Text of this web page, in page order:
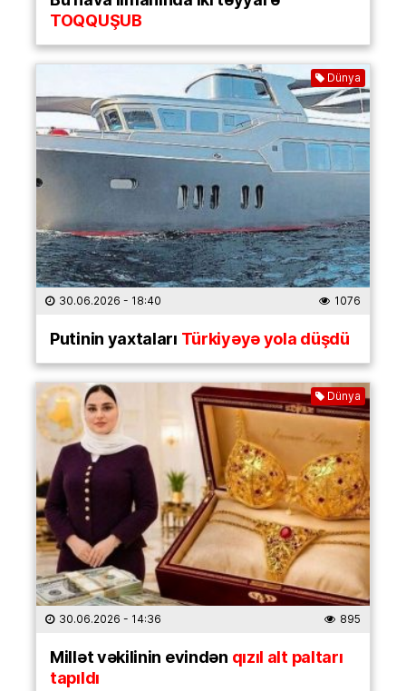
TOQQUŞUB
Dünya
30.06.2026 - 18:40 1076
Putinin yaxtaları Türkiyəyə yola düşdü
Dünya
30.06.2026 - 14:36 895
Millət vəkilinin evindən qızıl alt paltarı
tapıldı